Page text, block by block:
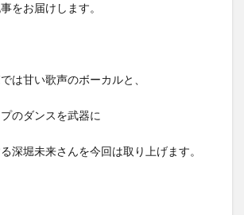
をお届けします。
は甘い歌声のボーカルと、
のダンスを武器に
深堀未来さんを今回は取り上げます。